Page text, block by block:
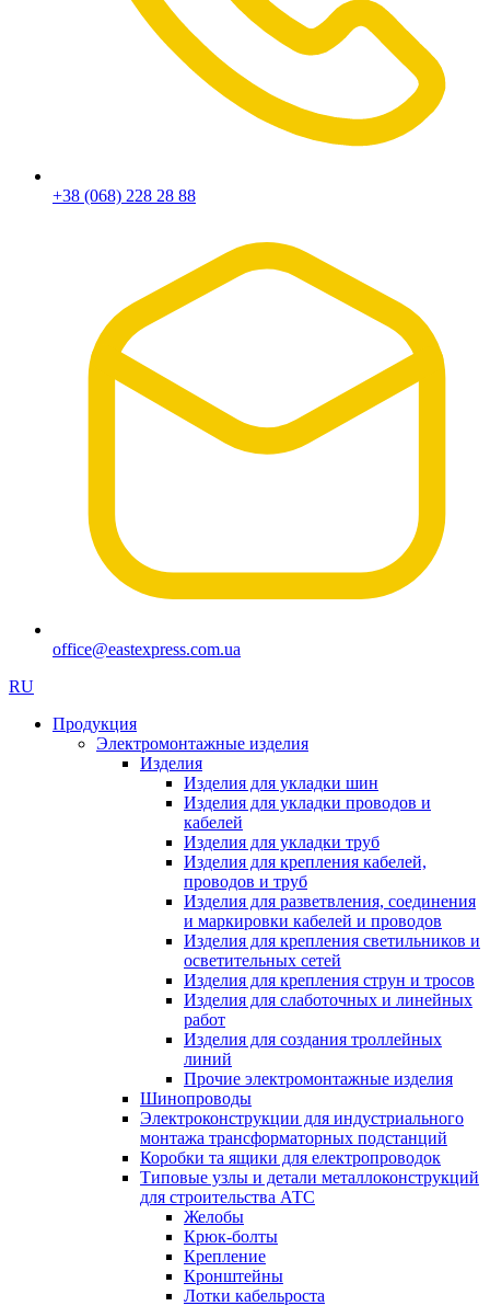
+38 (068) 228 28 88
office@eastexpress.com.ua
RU
Продукция
Электромонтажные изделия
Изделия
Изделия для укладки шин
Изделия для укладки проводов и
кабелей
Изделия для укладки труб
Изделия для крепления кабелей,
проводов и труб
Изделия для разветвления, соединения
и маркировки кабелей и проводов
Изделия для крепления светильников и
осветительных сетей
Изделия для крепления струн и тросов
Изделия для слаботочных и линейных
работ
Изделия для создания троллейных
линий
Прочие электромонтажные изделия
Шинопроводы
Электроконструкции для индустриального
монтажа трансформаторных подстанций
Коробки та ящики для електропроводок
Типовые узлы и детали металлоконструкций
для строительства АТС
Желобы
Крюк-болты
Крепление
Кронштейны
Лотки кабельроста